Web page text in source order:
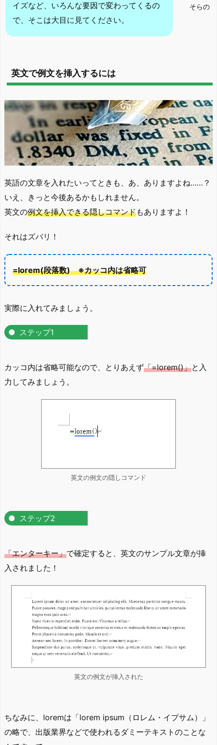
そらの
イズなど、いろんな要因で変わってくるの
で、そこは大目に見てください。
英文で例文を挿入するには
英語の文章を入れたいってときも、あ、ありますよね……？
いえ、きっと今後あるかもしれません。
英文の例文を挿入できる隠しコマンドもありますよ！
それはズバリ！
=lorem(段落数) ※カッコ内は省略可
実際に入れてみましょう。
ステップ1
カッコ内は省略可能なので、とりあえず「=lorem()」と入
力してみましょう。
英文の例文の隠しコマンド
ステップ2
「エンターキー」で確定すると、英文のサンプル文章が挿
入されました！
英文の例文が挿入された
ちなみに、loremは「lorem ipsum（ロレム・イプサム）」
の略で、出版業界などで使われるダミーテキストのことな